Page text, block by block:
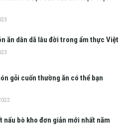
ăn dân dã lâu đời trong ẩm thực Việt
gỏi cuốn thường ăn có thể bạn
nấu bò kho đơn giản mới nhất năm